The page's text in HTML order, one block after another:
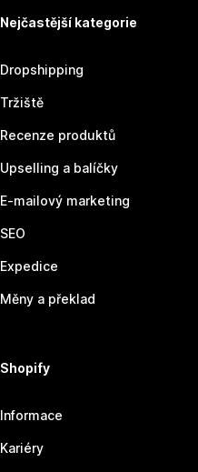
Nejčastější kategorie
Dropshipping
Tržiště
Recenze produktů
Upselling a balíčky
E-mailový marketing
SEO
Expedice
Měny a překlad
Shopify
Informace
Kariéry